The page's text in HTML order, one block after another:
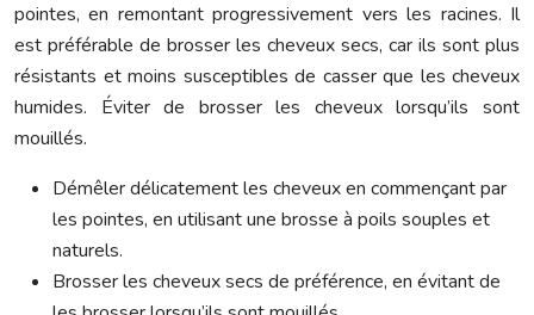
pointes, en remontant progressivement vers les racines. Il
est préférable de brosser les cheveux secs, car ils sont plus
résistants et moins susceptibles de casser que les cheveux
humides. Éviter de brosser les cheveux lorsqu’ils sont
mouillés.
Démêler délicatement les cheveux en commençant par
les pointes, en utilisant une brosse à poils souples et
naturels.
Brosser les cheveux secs de préférence, en évitant de